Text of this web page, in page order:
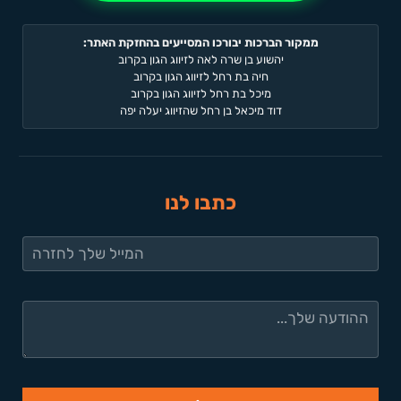
ממקור הברכות יבורכו המסייעים בהחזקת האתר:
יהשוע בן שרה לאה לזיווג הגון בקרוב
חיה בת רחל לזיווג הגון בקרוב
מיכל בת רחל לזיווג הגון בקרוב
דוד מיכאל בן רחל שהזיווג יעלה יפה
כתבו לנו